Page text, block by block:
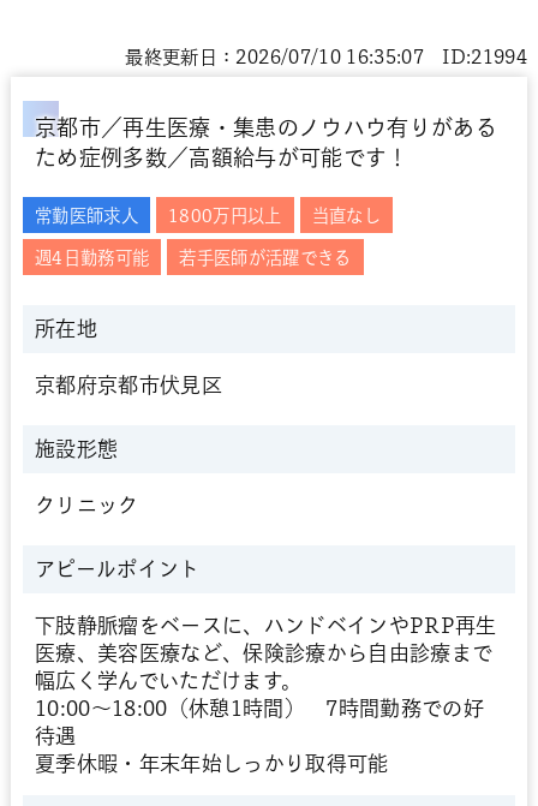
京都市／再生医療・集患のノウハウ有りがある
ため症例多数／高額給与が可能です！
最終更新日：2026/07/10 16:35:07 ID:21994
常勤医師求人 1800万円以上 当直なし
週4日勤務可能 若手医師が活躍できる
所在地
京都府京都市伏見区
施設形態
クリニック
アピールポイント
下肢静脈瘤をベースに、ハンドベインやPRP再生
医療、美容医療など、保険診療から自由診療まで
幅広く学んでいただけます。
10:00～18:00（休憩1時間） 7時間勤務での好
待遇
夏季休暇・年末年始しっかり取得可能